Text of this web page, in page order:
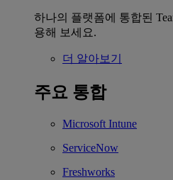
하나의 플랫폼에 통합된
용해 보세요.
더 알아보기
주요 통합
Microsoft Intune
ServiceNow
Freshworks